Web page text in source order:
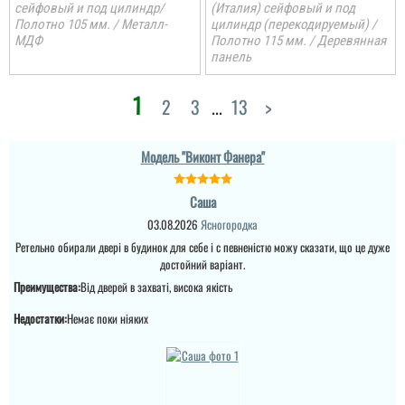
певненістю можу
подивитись хто може
виконати таке якісне
покриття на ринку , то у
сейфовый и под цилиндр/
Полотно 105 мм. / Металл-
МДФ
(Италия) сейфовый и под
цилиндр (перекодируемый) /
Полотно 115 мм. / Деревянная
панель
1 2 3 ... 13 >
Модель "Виконт Фанера"
Саша
03.08.2026 Ясногородка
Ретельно обирали двері в будинок для себе і с певненістю можу сказати, що це дуже
достойний варіант.
Преимущества:Від дверей в захваті, висока якість
Недостатки:Немає поки ніяких